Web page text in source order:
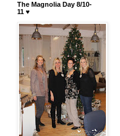
The Magnolia Day 8/10-
11 ♥